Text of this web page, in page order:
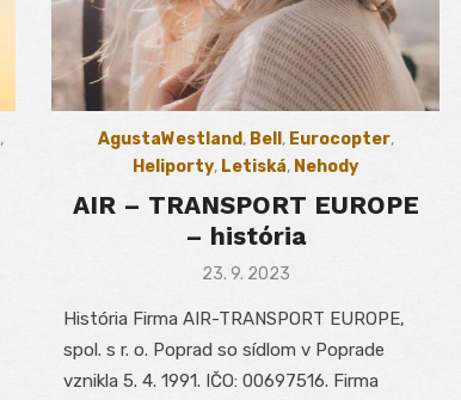
,
AgustaWestland, Bell , Eurocopter,
Heliporty, Letiská, Nehody
AIR – TRANSPORT EUROPE
– história
Posted
23. 9. 2023
História Firma AIR-TRANSPORT EUROPE,
spol. s r. o. Poprad so sídlom v Poprade
vznikla 5. 4. 1991. IČO: 00697516. Firma